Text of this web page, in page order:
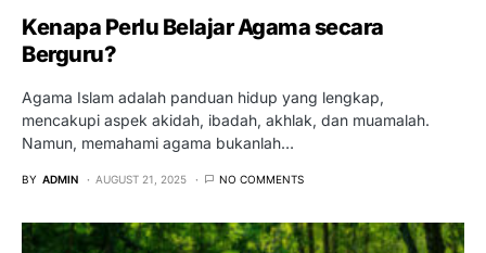
Kenapa Perlu Belajar Agama secara
Berguru?
Agama Islam adalah panduan hidup yang lengkap,
mencakupi aspek akidah, ibadah, akhlak, dan muamalah.
Namun, memahami agama bukanlah…
BY ADMIN AUGUST 21, 2025 NO COMMENTS